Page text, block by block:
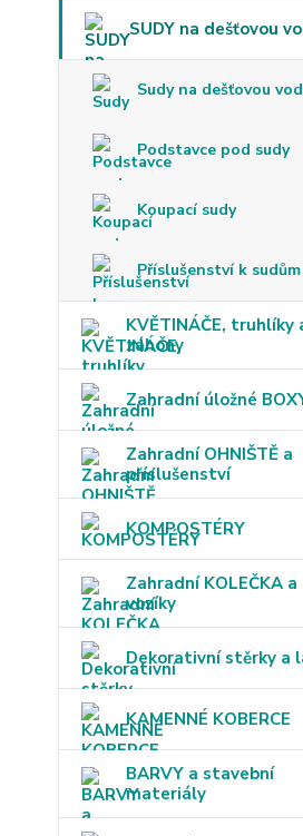
SUDY na dešťovou
Sudy na dešťovou
Podstavce pod sudy
Koupací sudy
Příslušenství k sudům
KVĚTINÁČE, truhlíky
záhony
Zahradní úložné
Zahradní OHNIŠTĚ a
příslušenství
KOMPOSTÉRY
Zahradní KOLEČKA a
vozíky
Dekorativní stěrky a
KAMENNÉ KOBERCE
BARVY a stavební
materiály